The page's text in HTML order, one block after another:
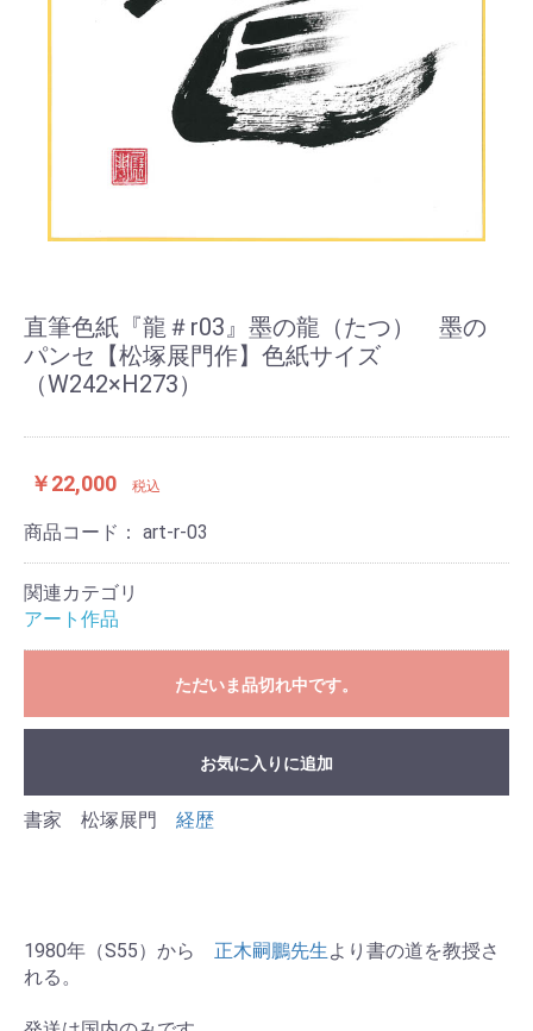
直筆色紙『龍＃r03』墨の龍（たつ） 墨の
パンセ【松塚展門作】色紙サイズ
（W242×H273）
￥22,000 税込
商品コード： art-r-03
関連カテゴリ
アート作品
ただいま品切れ中です。
お気に入りに追加
書家 松塚展門 経歴
1980年（S55）から 正木嗣鵬先生より書の道を教授さ
れる。